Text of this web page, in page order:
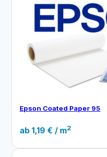
Epson Coated Paper 95
ab 1,19 € / m2